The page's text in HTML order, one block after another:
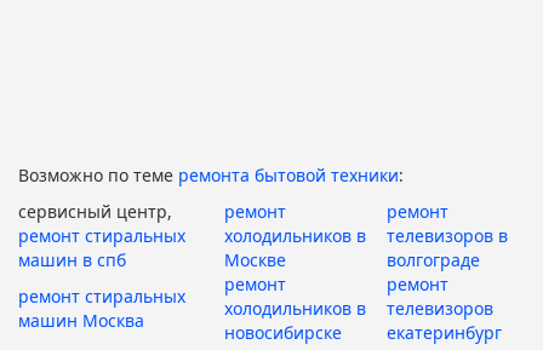
Возможно по теме ремонта бытовой техники:
сервисный центр,
ремонт стиральных
машин в спб
ремонт
холодильников в
Москве
ремонт
телевизоров в
волгограде
ремонт стиральных
машин Москва
ремонт
холодильников в
новосибирске
ремонт
телевизоров
екатеринбург